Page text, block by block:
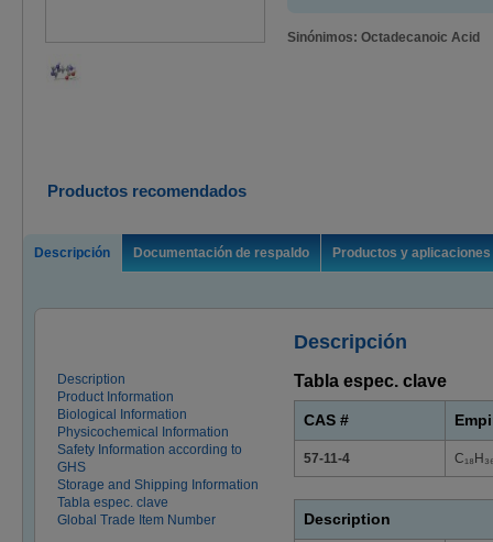
Sinónimos: Octadecanoic Acid
Productos recomendados
Descripción Documentación de respaldo Productos y
Descripción
Description
Product Information
Biological Information
Physicochemical Information
Safety Information according to
GHS
Storage and Shipping Information
Tabla espec. clave
Global Trade Item Number
Tabla espec. clave
CAS #
57-11-4
Description